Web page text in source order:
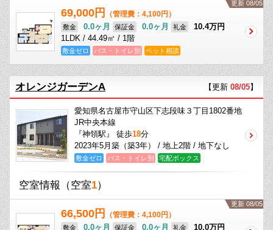
更新 08/05
69,000円 （管理費：4,100円）
敷金 0.0ヶ月 保証金 0.0ヶ月 礼金
10.4万円
1LDK / 44.49㎡ / 1階
敷金ゼロ バス・トイレ別 ペット相談
オレンジガーデンA 【更新 08/05】
愛知県名古屋市守山区下志段味３丁目1802番地
JR中央本線
『神領駅』 徒歩18分
2023年5月築（築3年） / 地上2階 / 地下なし
敷金ゼロ バス・トイレ別 宅配ボックス
空室情報 （空室1）
更新 08/05
66,500円 （管理費：4,100円）
敷金 0.0ヶ月 保証金 0.0ヶ月 礼金
10.0万円